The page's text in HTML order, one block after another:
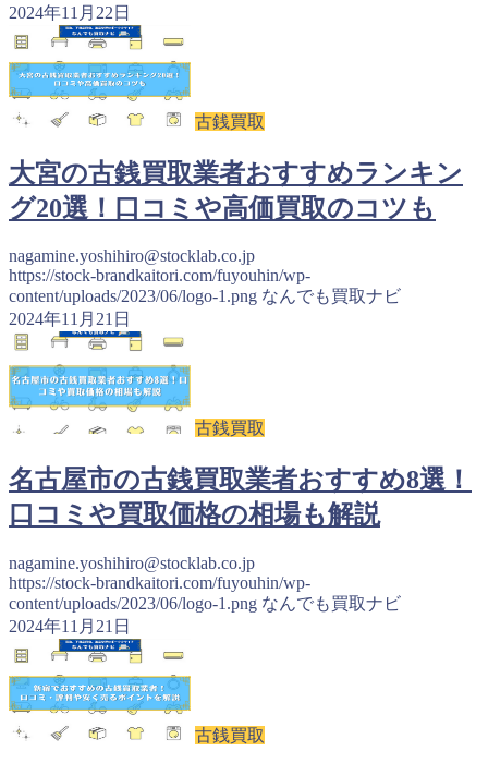
2024年11月22日
古銭買取
大宮の古銭買取業者おすすめランキン
グ20選！口コミや高価買取のコツも
nagamine.yoshihiro@stocklab.co.jp
https://stock-brandkaitori.com/fuyouhin/wp-
content/uploads/2023/06/logo-1.png なんでも買取ナビ
2024年11月21日
古銭買取
名古屋市の古銭買取業者おすすめ8選！
口コミや買取価格の相場も解説
nagamine.yoshihiro@stocklab.co.jp
https://stock-brandkaitori.com/fuyouhin/wp-
content/uploads/2023/06/logo-1.png なんでも買取ナビ
2024年11月21日
古銭買取